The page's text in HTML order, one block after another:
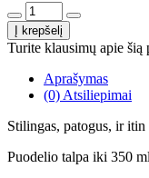
Turite klausimų apie šią
Aprašymas
(0) Atsiliepimai
Stilingas, patogus, ir itin
Puodelio talpa iki 350